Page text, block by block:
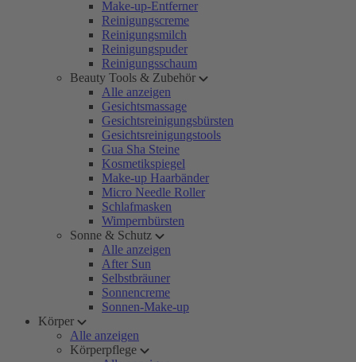
Make-up-Entferner
Reinigungscreme
Reinigungsmilch
Reinigungspuder
Reinigungsschaum
Beauty Tools & Zubehör
Alle anzeigen
Gesichtsmassage
Gesichtsreinigungsbürsten
Gesichtsreinigungstools
Gua Sha Steine
Kosmetikspiegel
Make-up Haarbänder
Micro Needle Roller
Schlafmasken
Wimpernbürsten
Sonne & Schutz
Alle anzeigen
After Sun
Selbstbräuner
Sonnencreme
Sonnen-Make-up
Körper
Alle anzeigen
Körperpflege